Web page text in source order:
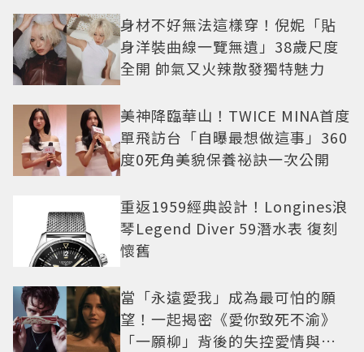
身材不好無法這樣穿！倪妮「貼
身洋裝曲線一覽無遺」38歲尺度
全開 帥氣又火辣散發獨特魅力
美神降臨華山！TWICE MINA首度
單飛訪台「自曝最想做這事」360
度0死角美貌保養祕訣一次公開
重返1959經典設計！Longines浪
琴Legend Diver 59潛水表 復刻
懷舊
當「永遠愛我」成為最可怕的願
望！一起揭密《愛你致死不渝》
「一願柳」背後的失控愛情與爆